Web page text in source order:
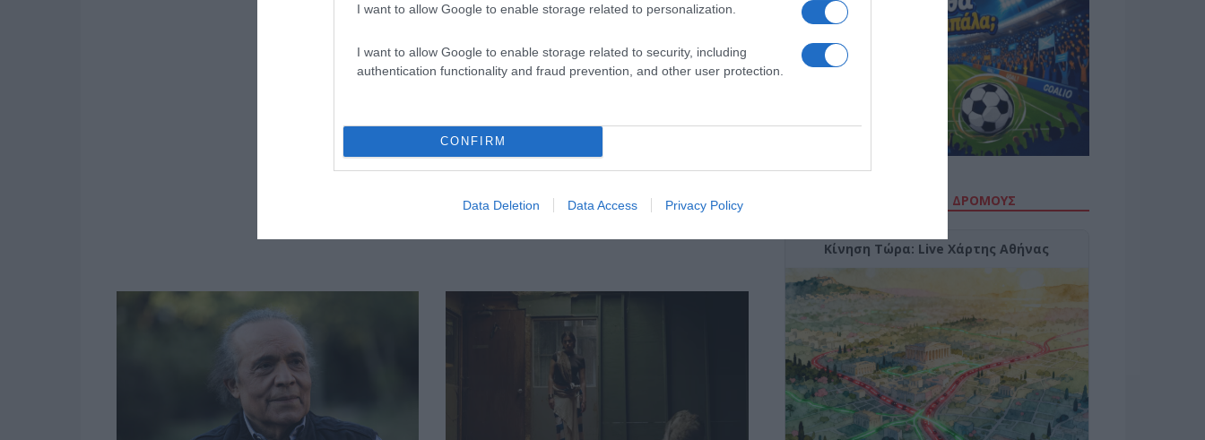
I want to allow Google to enable storage related to personalization.
I want to allow Google to enable storage related to security, including
authentication functionality and fraud prevention, and other user protection.
CONFIRM
Data Deletion Data Access Privacy Policy ΔΕΙΤΕ ΤΗΝ ΚΙΝΗΣΗ ΣΤΟΥΣ ΔΡΌΜΟΥΣ
Κίνηση Τώρα: Live Χάρτης Αθήνας